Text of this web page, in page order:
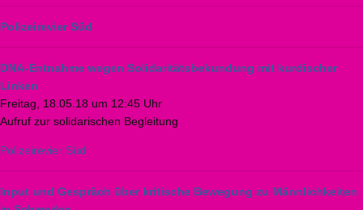
Polizeirevier Süd
DNA-Entnahme wegen Solidaritätsbekundung mit kurdischer
Linken
Freitag, 18.05.18 um 12:45 Uhr
Aufruf zur solidarischen Begleitung
Polizeirevier Süd
Input und Gespräch über kritische Bewegung zu Männlichkeiten